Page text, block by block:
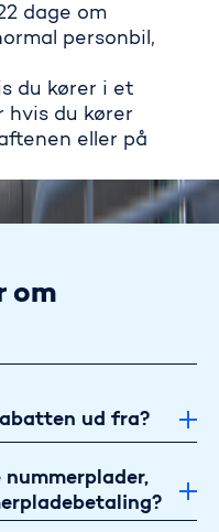
dage om
personbil,
du kører i et
hvis du kører
eller på
om
ud fra?